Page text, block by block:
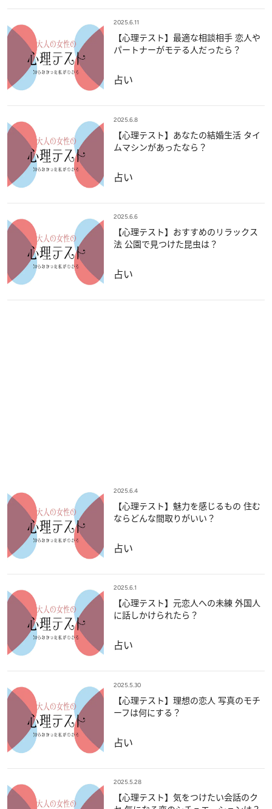
2025.6.11
【心理テスト】最適な相談相手 恋人や
パートナーがモテる人だったら？
占い
2025.6.8
【心理テスト】あなたの結婚生活 タイ
ムマシンがあったなら？
占い
2025.6.6
【心理テスト】おすすめのリラックス
法 公園で見つけた昆虫は？
占い
2025.6.4
【心理テスト】魅力を感じるもの 住む
ならどんな間取りがいい？
占い
2025.6.1
【心理テスト】元恋人への未練 外国人
に話しかけられたら？
占い
2025.5.30
【心理テスト】理想の恋人 写真のモチ
ーフは何にする？
占い
2025.5.28
【心理テスト】気をつけたい会話のク